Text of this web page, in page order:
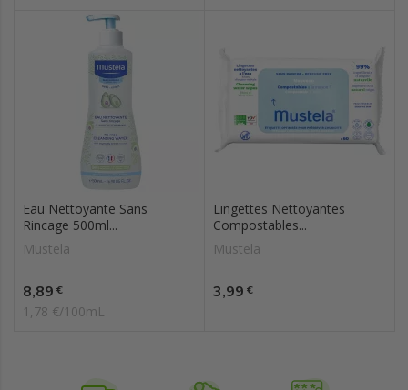
Eau Nettoyante Sans
Rincage 500ml...
Mustela
Prix
8,89 €
1,78 €/100mL
Lingettes Nettoyantes
Compostables...
Mustela
Prix
3,99 €